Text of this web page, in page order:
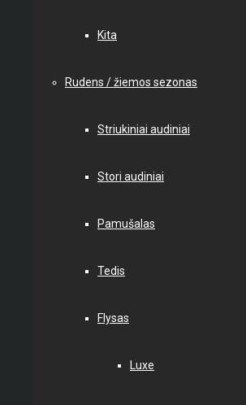
Kita
Rudens / žiemos sezonas
Striukiniai audiniai
Stori audiniai
Pamušalas
Tedis
Flysas
Luxe